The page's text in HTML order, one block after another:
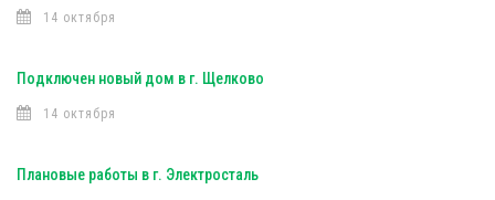
14 октября
Подключен новый дом в г. Щелково
14 октября
Плановые работы в г. Электросталь